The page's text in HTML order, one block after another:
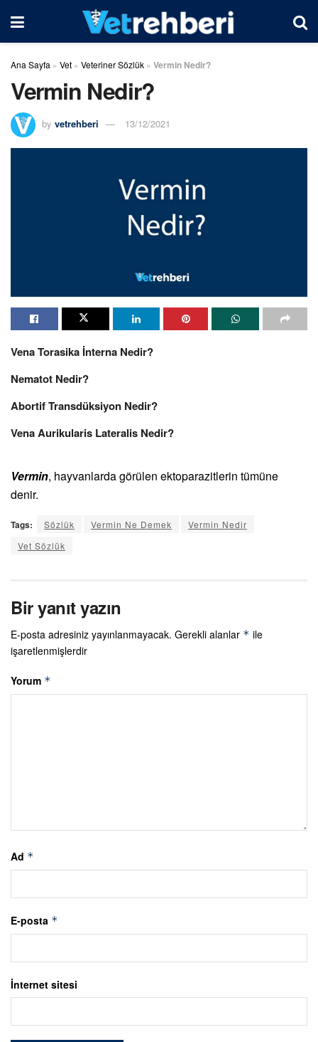
Ana Sayfa » Vet » Veteriner Sözlük » Vermin Nedir?
Vermin Nedir?
by vetrehberi 13/12/2021
Vena Torasika İnterna Nedir?
Nematot Nedir?
Abortif Transdüksiyon Nedir?
Vena Aurikularis Lateralis Nedir?
Vermin, hayvanlarda görülen ektoparazitlerin tümüne
denir.
Tags: Sözlük Vermin Ne Demek
Vermin Nedir
Vet Sözlük
Bir yanıt yazın
E-posta adresiniz yayınlanmayacak. Gerekli alanlar * ile
işaretlenmişlerdir
Yorum *
Ad *
E-posta *
İnternet sitesi